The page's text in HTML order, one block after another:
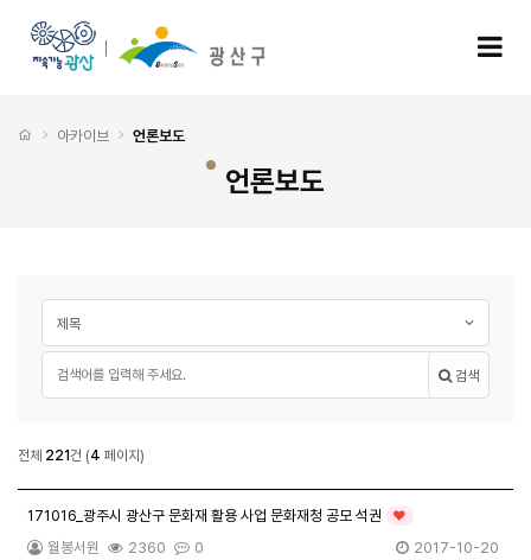
처음으로
아카이브 언론보도
언론보도
검색
언론보도
전체 221건 (4 페이지)
171016_광주시 광산구 문화재 활용 사업 문화재청 공모 석권
인기글
월봉서원 2360 0 2017-10-20